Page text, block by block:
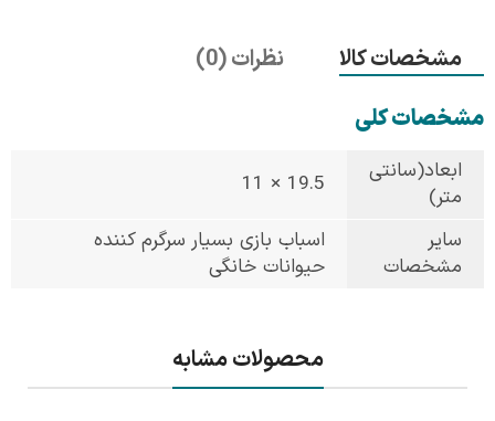
مشخصات کالا
نظرات (0)
مشخصات کلی
ابعاد(سانتی
متر)
19.5 × 11
سایر
مشخصات
اسباب بازی بسیار سرگرم کننده
حیوانات خانگی
محصولات مشابه